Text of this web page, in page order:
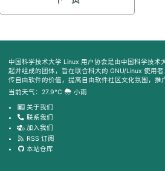
中国科学技术大学 Linux 用户协会是由中国科学技术
起并组成的团体，旨在联合科大的 GNU/Linux 使用
传自由软件的价值，提高自由软件社区文化氛围，推
当前天气：27.9°C
小雨
关于我们
联系我们
加入我们
RSS 订阅
本站仓库